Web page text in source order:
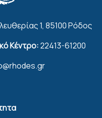
1, 85100 Ρόδος
Κέντρο:22413-61200